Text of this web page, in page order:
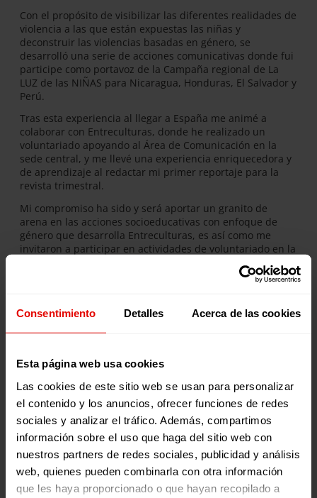
Consentimiento Detalles Acerca de las cookies
Esta página web usa cookies
Las cookies de este sitio web se usan para personalizar
el contenido y los anuncios, ofrecer funciones de redes
sociales y analizar el tráfico. Además, compartimos
información sobre el uso que haga del sitio web con
nuestros partners de redes sociales, publicidad y análisis
web, quienes pueden combinarla con otra información
que les haya proporcionado o que hayan recopilado a
Con el propósito de visibilizar las diferentes realidades de
violencia a las que están expuestas las niñas y
deconstruir las violencias basadas en género, se
desarrolló una serie de acciones comunicativas donde fui
participe como portavoz de la Campaña regional de La
LUZ de las NIÑAS para Nicaragua, Honduras, El Salvador y
Perú.
Tras esta experiencia al llegar a España me animé a
colaborar con Entreculturas, donde he realizado un
voluntariado apoyando al Área de Comunicación en la
sede central, y me llevé una experiencia enriquecedora y
de aprendizaje al redactar mi primer reportaje para la
revista trimestral.
Mi compromiso ha sido y será aportar un granito de
arena en las acciones socioeducativas con enfoque de
género que desarrolla Entreculturas, es así como me
invitaron a participar en actividades de voluntariado en la
Delegación de Madrid, donde actualmente acompaño en
eventos puntuales sobre Derechos de las Mujeres,
Recientemente, estuve acompañando a la Delegación de
que nos animó y recargó fuerzas al sentir que claramente
somos muchas las personas luchando por las mismas
causas. Toda esta experiencia en Entreculturas ha sido
transformadora, y nos compromete a seguir haciendo
camino hacia una educación de calidad integral.
Noticias relacionadas: